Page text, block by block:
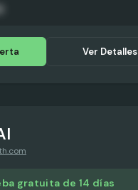
Ver Detalles
gratuita de 14 días